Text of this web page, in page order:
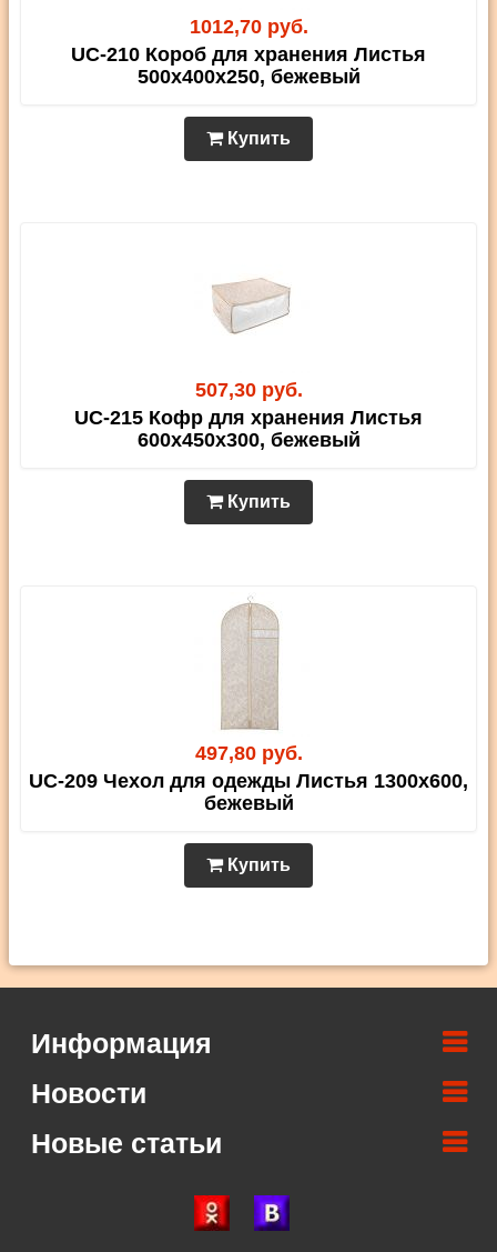
1012,70 руб.
UC-210 Короб для хранения Листья
500х400х250, бежевый
Купить
507,30 руб.
UC-215 Кофр для хранения Листья
600х450х300, бежевый
Купить
497,80 руб.
UC-209 Чехол для одежды Листья 1300х600,
бежевый
Купить
Информация
Новости
Новые статьи